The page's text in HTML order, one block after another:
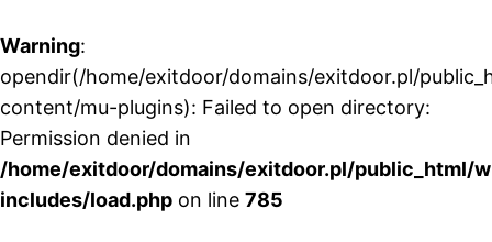
Warning:
opendir(/home/exitdoor/domains/exitdoor.pl/
content/mu-plugins): Failed to open directory:
Permission denied in
/home/exitdoor/domains/exitdoor.pl/public_html/
includes/load.php on line 785